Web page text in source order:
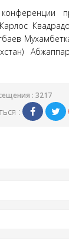
Квадрадо
: 3217
: